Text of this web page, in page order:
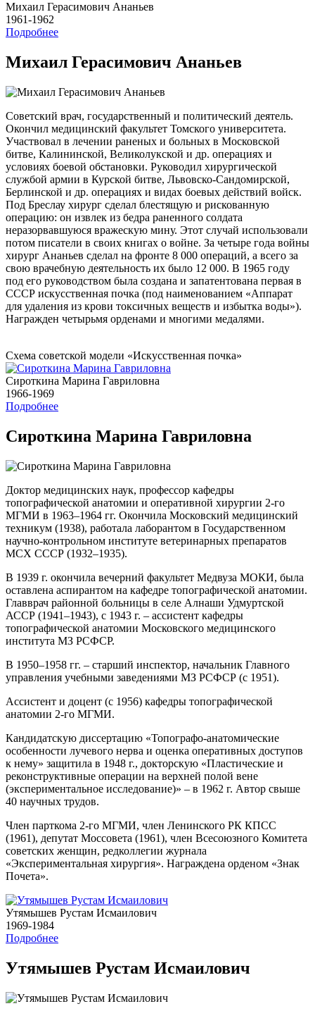
Михаил Герасимович Ананьев
1961-1962
Подробнее
Михаил Герасимович Ананьев
Советский врач, государственный и политический деятель.
Окончил медицинский факультет Томского университета.
Участвовал в лечении раненых и больных в Московской
битве, Калининской, Великолукской и др. операциях и
условиях боевой обстановки. Руководил хирургической
службой армии в Курской битве, Львовско-Сандомирской,
Берлинской и др. операциях и видах боевых действий войск.
Под Бреслау хирург сделал блестящую и рискованную
операцию: он извлек из бедра раненного солдата
неразорвавшуюся вражескую мину. Этот случай использовали
потом писатели в своих книгах о войне. За четыре года войны
хирург Ананьев сделал на фронте 8 000 операций, а всего за
свою врачебную деятельность их было 12 000. В 1965 году
под его руководством была создана и запатентована первая в
СССР искусственная почка (под наименованием «Аппарат
для удаления из крови токсичных веществ и избытка воды»).
Награжден четырьмя орденами и многими медалями.
Схема советской модели «Искусственная почка»
Сироткина Марина Гавриловна
1966-1969
Подробнее
Сироткина Марина Гавриловна
Доктор медицинских наук, профессор кафедры
топографической анатомии и оперативной хирургии 2-го
МГМИ в 1963–1964 гг. Окончила Московский медицинский
техникум (1938), работала лаборантом в Государственном
научно-контрольном институте ветеринарных препаратов
МСХ СССР (1932–1935).
В 1939 г. окончила вечерний факультет Медвуза МОКИ, была
оставлена аспирантом на кафедре топографической анатомии.
Главврач районной больницы в селе Алнаши Удмуртской
АССР (1941–1943), с 1943 г. – ассистент кафедры
топографической анатомии Московского медицинского
института МЗ РСФСР.
В 1950–1958 гг. – старший инспектор, начальник Главного
управления учебными заведениями МЗ РСФСР (с 1951).
Ассистент и доцент (с 1956) кафедры топографической
анатомии 2-го МГМИ.
Кандидатскую диссертацию «Топографо-анатомические
особенности лучевого нерва и оценка оперативных доступов
к нему» защитила в 1948 г., докторскую «Пластические и
реконструктивные операции на верхней полой вене
(экспериментальное исследование)» – в 1962 г. Автор свыше
40 научных трудов.
Член парткома 2-го МГМИ, член Ленинского РК КПСС
(1961), депутат Моссовета (1961), член Всесоюзного Комитета
советских женщин, редколлегии журнала
«Экспериментальная хирургия». Награждена орденом «Знак
Почета».
Утямышев Рустам Исмаилович
1969-1984
Подробнее
Утямышев Рустам Исмаилович